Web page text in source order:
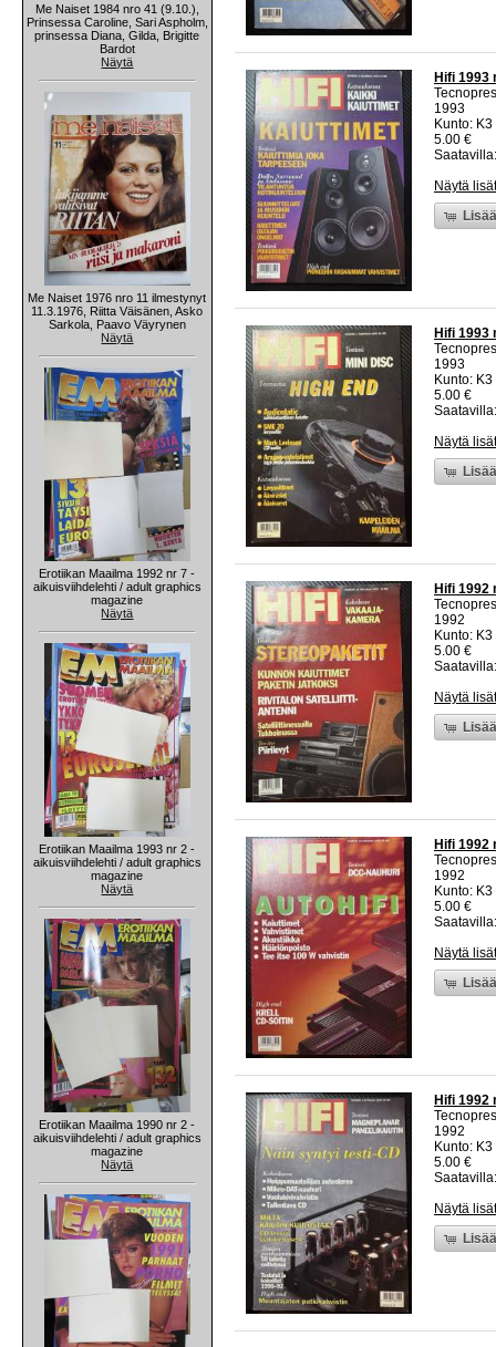
Me Naiset 1984 nro 41 (9.10.),
Prinsessa Caroline, Sari Aspholm,
prinsessa Diana, Gilda, Brigitte
Bardot
Näytä
Me Naiset 1976 nro 11 ilmestynyt
11.3.1976, Riitta Väisänen, Asko
Sarkola, Paavo Väyrynen
Näytä
Erotiikan Maailma 1992 nr 7 -
aikuisviihdelehti / adult graphics
magazine
Näytä
Erotiikan Maailma 1993 nr 2 -
aikuisviihdelehti / adult graphics
magazine
Näytä
Erotiikan Maailma 1990 nr 2 -
aikuisviihdelehti / adult graphics
magazine
Näytä
Hifi 1993
1993
Kunto:
5.00 €
Näytä
Hifi 1993
1993
Kunto:
5.00 €
Näytä
Hifi 1992
1992
Kunto:
5.00 €
Näytä
Hifi 1992
1992
Kunto:
5.00 €
Näytä
Hifi 1992
1992
Kunto:
5.00 €
Näytä